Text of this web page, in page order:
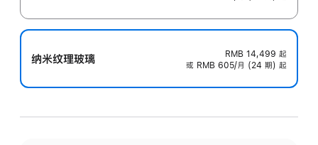
纳米纹理玻璃 RMB 14,499 起
或 RMB 605/月 (24 期) 起